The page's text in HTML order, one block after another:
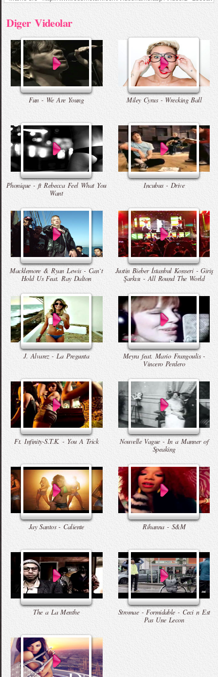
Diger Videolar
Fun - We Are Young Miley Cyrus - Wrecking Ball
Phonique - ft Rebecca Feel What You
Want
Incubus - Drive
Macklemore & Ryan Lewis - Can`t
Hold Us Feat. Ray Dalton
Justin Bieber İstanbul Konseri - Giriş
Şarkısı - All Round The World
J. Alvarez - La Pregunta
Meyra feat. Mario Frangoulis -
Vincero Perdero
Ft. Infinity-S.T.K. - You A Trick
Nouvelle Vague - In a Manner of
Speaking
Jay Santos - Caliente Rihanna - S&M
The a La Menthe
Stromae - Formidable - Ceci n Est
Pas Une Lecon